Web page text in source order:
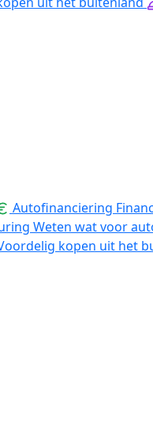
Autofinanciering
Weten wat voor
kopen uit het